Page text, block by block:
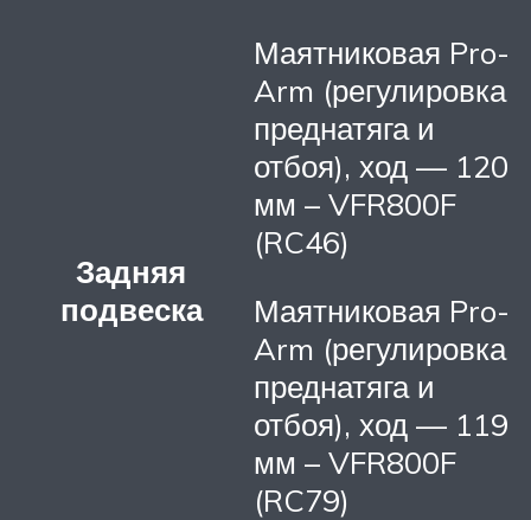
Задняя
подвеска
Маятниковая Pro-
Arm (регулировка
преднатяга и
отбоя), ход — 120
мм – VFR800F
(RC46)
Маятниковая Pro-
Arm (регулировка
преднатяга и
отбоя), ход — 119
мм – VFR800F
(RC79)